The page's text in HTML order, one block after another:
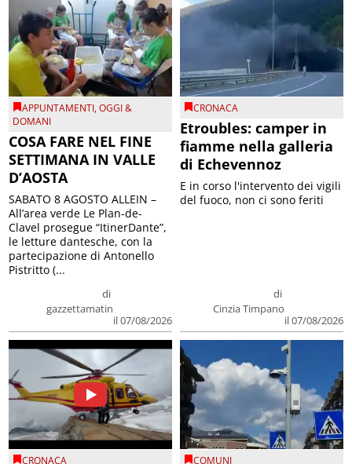
APPUNTAMENTI,OGGI &
DOMANI
COSA FARE NEL FINE
SETTIMANA IN VALLE
D’AOSTA
di
gazzettamatin
il 07/08/2026
SABATO 8 AGOSTO ALLEIN –
All’area verde Le Plan-de-
Clavel prosegue “ItinerDante”,
le letture dantesche, con la
partecipazione di Antonello
Pistritto (...
CRONACA
Etroubles: camper in
fiamme nella galleria
di Echevennoz
di
Cinzia Timpano
il 07/08/2026
E in corso l'intervento dei vigili
del fuoco, non ci sono feriti
CRONACA COMUNI